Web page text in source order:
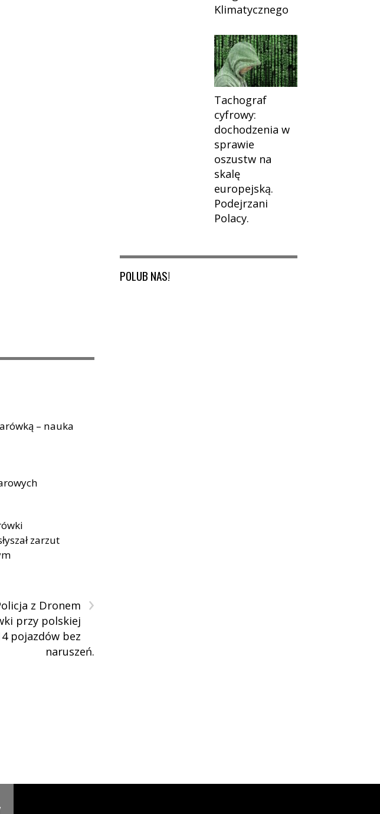
– nauka
zarzut
›
z Dronem
przy polskiej
pojazdów bez
naruszeń.
Klimatycznego
Tachograf
cyfrowy:
dochodzenia w
sprawie
oszustw na
skalę
europejską.
Podejrzani
Polacy.
POLUB NAS!